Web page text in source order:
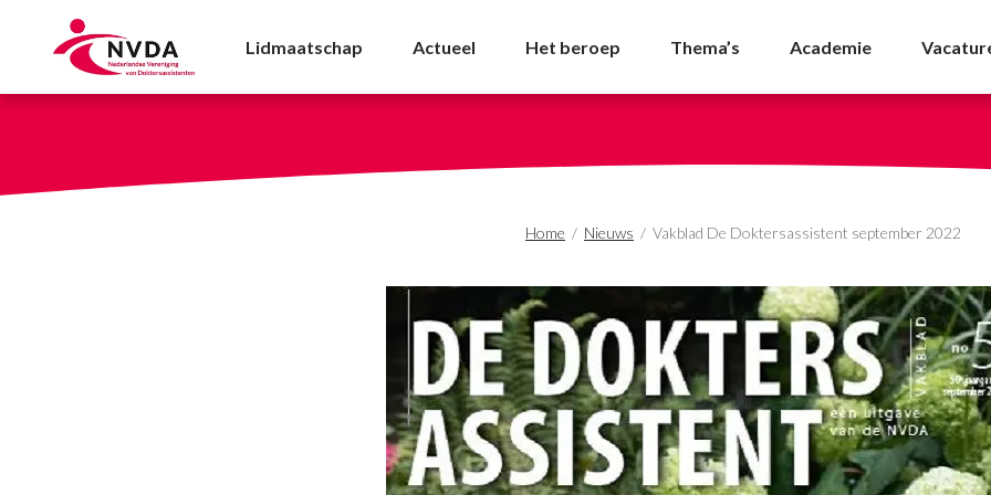
Vakblad De Doktersassistent september 2022
Lidmaatschap Actueel Het beroep Thema’s Academie
Home / Nieuws / Vakblad De Doktersassistent september 2022